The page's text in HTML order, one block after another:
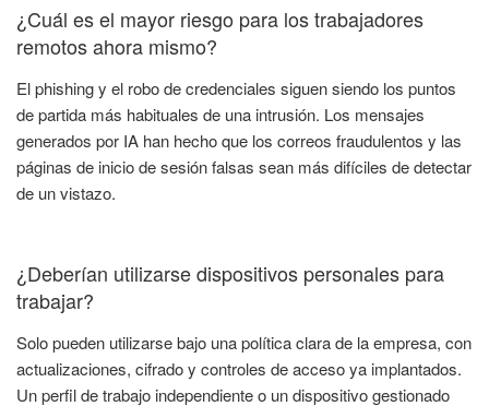
¿Cuál es el mayor riesgo para los trabajadores
remotos ahora mismo?
El phishing y el robo de credenciales siguen siendo los puntos
de partida más habituales de una intrusión. Los mensajes
generados por IA han hecho que los correos fraudulentos y las
páginas de inicio de sesión falsas sean más difíciles de detectar
de un vistazo.
¿Deberían utilizarse dispositivos personales para
trabajar?
Solo pueden utilizarse bajo una política clara de la empresa, con
actualizaciones, cifrado y controles de acceso ya implantados.
Un perfil de trabajo independiente o un dispositivo gestionado